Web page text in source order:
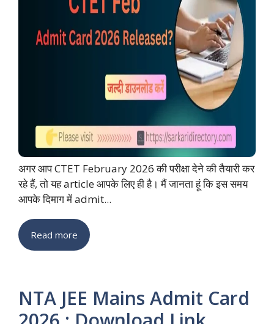
अगर आप CTET February 2026 की परीक्षा देने की तैयारी कर
रहे हैं, तो यह article आपके लिए ही है। मैं जानता हूं कि इस समय
आपके दिमाग में admit...
Read more
NTA JEE Mains Admit Card